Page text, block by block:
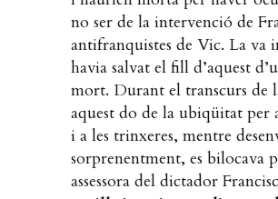
no ser de la intervenció de
antifranquistes de Vic. La va
havia salvat el fill d’aquest
mort. Durant el transcurs de
aquest do de la ubiqüitat per
i a les trinxeres, mentre
sorprenentment, es bilocava
assessora del dictador